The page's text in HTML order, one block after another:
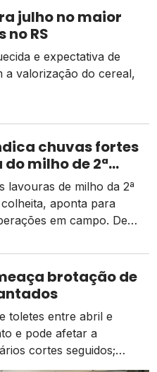
julho no maior
no RS
e expectativa de
a valorização do cereal,
chuvas fortes
milho de 2ª
lavouras de milho da 2ª
aponta para
em campo. De
do ano passado, mas as
forma normal em
brotação de
toletes entre abril e
e pode afetar a
cortes seguidos;
das mudas